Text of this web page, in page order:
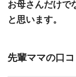
お母さんだけで
と思います。
先輩ママの口